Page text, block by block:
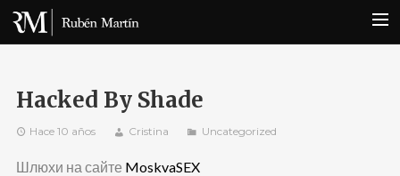
BIOGRAFÍA
NOTICIAS
DISCOGRAFÍA
Hacked By Shade
Hace 10 años Cristina Uncategorized
Шлюхи на сайте MoskvaSEX